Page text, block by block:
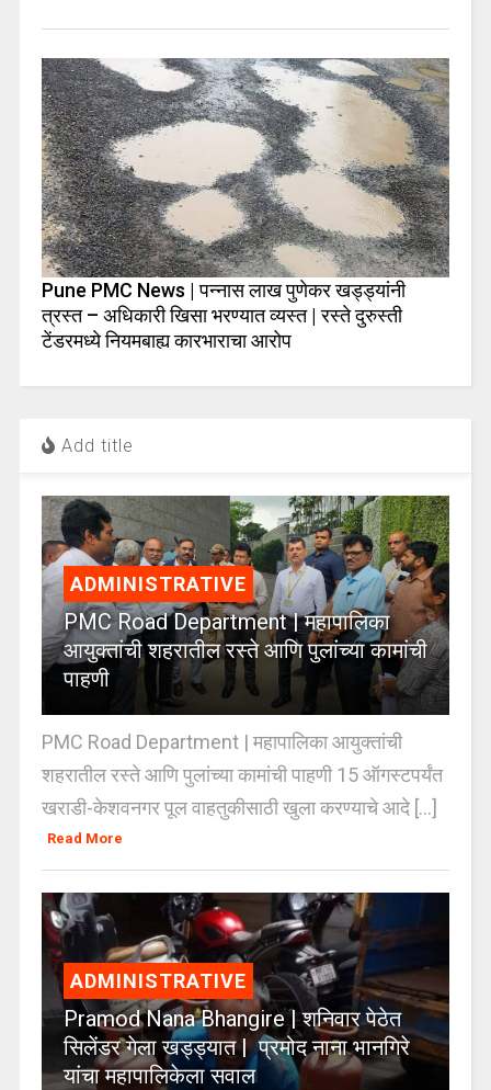
Pune PMC News | पन्नास लाख पुणेकर खड्ड्यांनी
त्रस्त – अधिकारी खिसा भरण्यात व्यस्त | रस्ते दुरुस्ती
टेंडरमध्ये नियमबाह्य कारभाराचा आरोप
Add title
ADMINISTRATIVE
PMC Road Department | महापालिका
आयुक्तांची शहरातील रस्ते आणि पुलांच्या कामांची
पाहणी
PMC Road Department | महापालिका आयुक्तांची
शहरातील रस्ते आणि पुलांच्या कामांची पाहणी 15 ऑगस्टपर्यंत
खराडी-केशवनगर पूल वाहतुकीसाठी खुला करण्याचे आदे [...]
Read More
ADMINISTRATIVE
Pramod Nana Bhangire | शनिवार पेठेत
सिलेंडर गेला खड्ड्यात | प्रमोद नाना भानगिरे
यांचा महापालिकेला सवाल